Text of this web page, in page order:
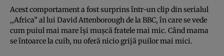
Acest comportament a fost surprins într-un clip din serialul
,,Africa” al lui David Attenborough de la BBC, în care se vede
cum puiul mai mare își mușcă fratele mai mic. Când mama
se întoarce la cuib, nu oferă nicio grijă puilor mai mici.